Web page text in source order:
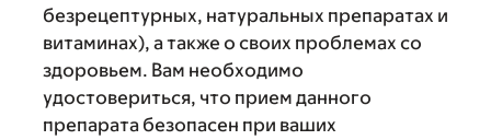
безрецептурных, натуральных препаратах и
витаминах), а также о своих проблемах со
здоровьем. Вам необходимо
удостовериться, что прием данного
препарата безопасен при ваших